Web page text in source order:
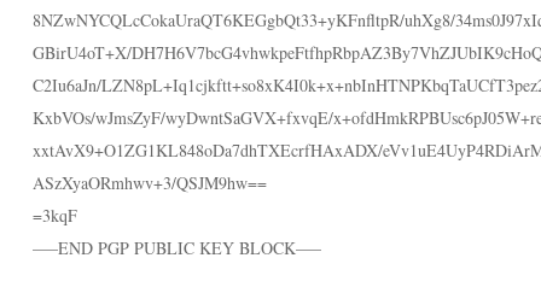
8NZwNYCQLcCokaUraQT6KEGgbQt33+yKFnfltpR/uhXg8/
GBirU4oT+X/
C2Iu6aJn/
KxbVOs/wJmsZyF/wyDwntSaGVX+fxvqE/
xxtAvX9+O1ZG1KL848oDa7dhTXEcrfHAxADX/
ASzXyaORmhwv+3/QSJM9hw==
=3kqF
—–END PGP PUBLIC KEY BLOCK—–